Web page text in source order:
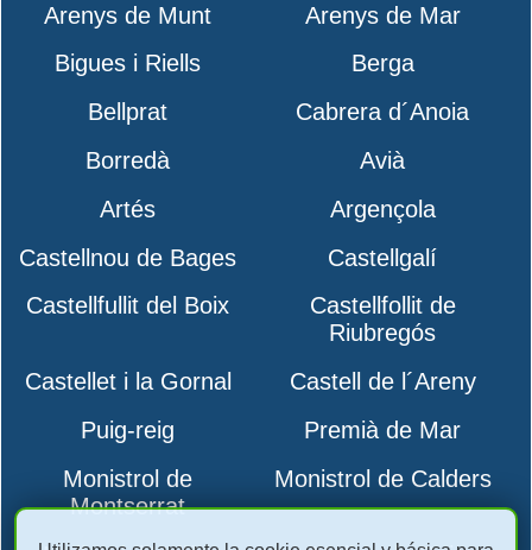
Arenys de Munt
Arenys de Mar
Bigues i Riells
Berga
Bellprat
Cabrera d´Anoia
Borredà
Avià
Artés
Argençola
Castellnou de Bages
Castellgalí
Castellfullit del Boix
Castellfollit de
Riubregós
Castellet i la Gornal
Castell de l´Areny
Puig-reig
Premià de Mar
Monistrol de
Montserrat
Monistrol de Calders